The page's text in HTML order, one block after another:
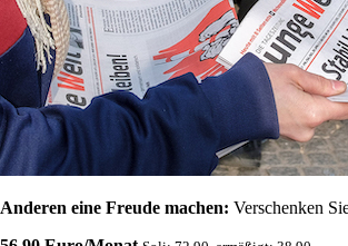
Anderen eine Freude machen: Verschenken